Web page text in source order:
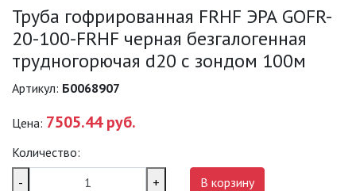
ПРОЖЕКТОРЫ
САДОВЫЕ СВЕТИЛЬНИКИ
Труба гофрированная FRHF ЭРА GOFR-
20-100-FRHF черная безгалогенная
трудногорючая d20 с зондом 100м
Артикул: Б0068907
Цена: 7505.44 руб.
Количество:
-
+
В корзину